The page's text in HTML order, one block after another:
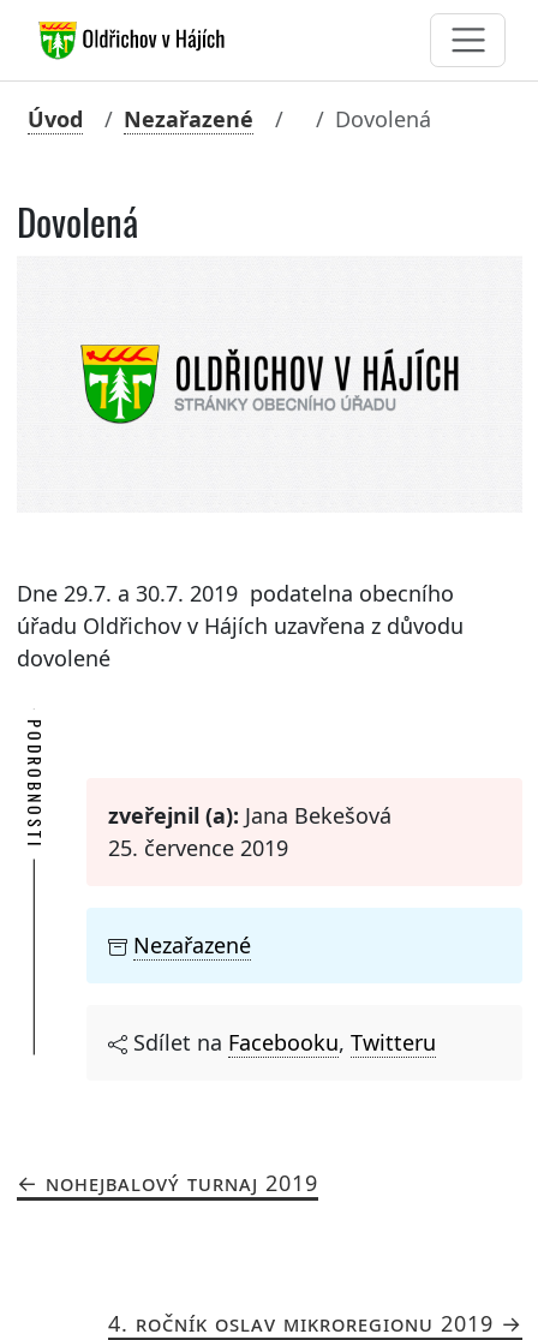
Úvod Nezařazené Dovolená
Dovolená
Dne 29.7. a 30.7. 2019 podatelna obecního
úřadu Oldřichov v Hájích uzavřena z důvodu
dovolené
PODROBNOSTI zveřejnil (a): Jana Bekešová
25. července 2019
Nezařazené
Sdílet na Facebooku, Twitteru
NOHEJBALOVÝ TURNAJ 2019
4. ROČNÍK OSLAV MIKROREGIONU 2019